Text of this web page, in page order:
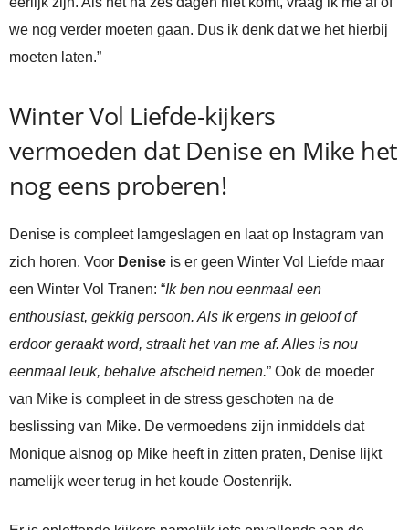
we nog verder moeten gaan. Dus ik denk dat we het hierbij
moeten laten.”
Winter Vol Liefde-kijkers
vermoeden dat Denise en Mike het
nog eens proberen!
Denise is compleet lamgeslagen en laat op Instagram van
zich horen. Voor Denise is er geen Winter Vol Liefde maar
een Winter Vol Tranen: “Ik ben nou eenmaal een
enthousiast, gekkig persoon. Als ik ergens in geloof of
erdoor geraakt word, straalt het van me af. Alles is nou
eenmaal leuk, behalve afscheid nemen.” Ook de moeder
van Mike is compleet in de stress geschoten na de
beslissing van Mike. De vermoedens zijn inmiddels dat
Monique alsnog op Mike heeft in zitten praten, Denise lijkt
namelijk weer terug in het koude Oostenrijk.